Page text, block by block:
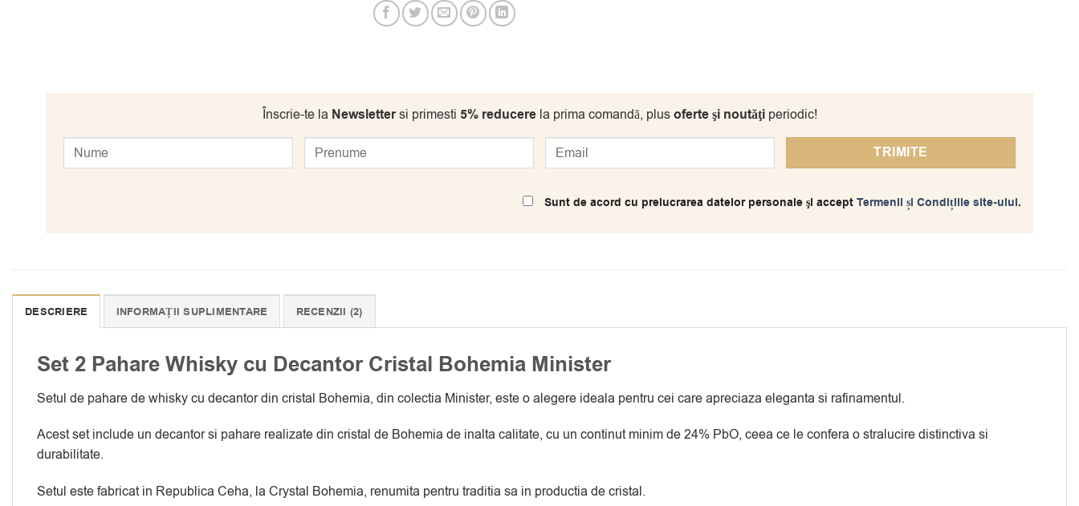
Înscrie-te la Newslettersi primesti 5% reducerela prima comandă, plusoferte şi noutăţiperiodic!
Sunt de acord cu prelucrarea datelor personale şi acceptTermenii și Condițiile site-ului.
DESCRIERE INFORMAȚII SUPLIMENTARE RECENZII (2)
Set 2 Pahare Whisky cu Decantor Cristal Bohemia Minister
Setul de pahare de whisky cu decantor din cristal Bohemia, din colectia Minister, este o alegere ideala pentru cei care apreciaza eleganta si rafinamentul.
Acest set include un decantor si pahare realizate din cristal de Bohemia de inalta calitate, cu un continut minim de 24% PbO, ceea ce le confera o stralucire distinctiva si
durabilitate.
Setul este fabricat in Republica Ceha, la Crystal Bohemia, renumita pentru traditia sa in productia de cristal.